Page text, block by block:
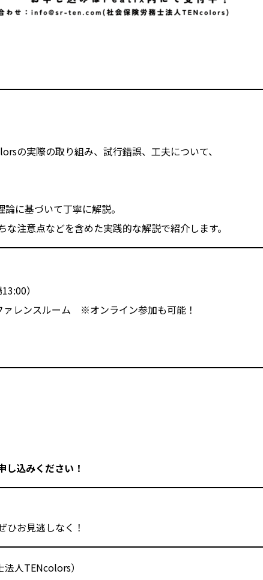
実際の取り組み、試行錯誤、工夫について、
基づいて丁寧に解説。
意点などを含めた実践的な解説で紹介します。
）
ァレンスルーム ※オンライン参加も可能！
込みください！
ひお見逃しなく！
法人TENcolors）